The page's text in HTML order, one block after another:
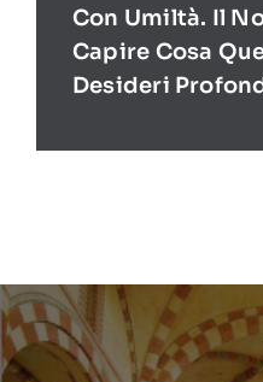
Con Umiltà. Il
Capire Cosa
Desideri